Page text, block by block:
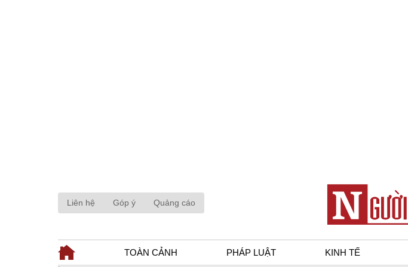
Liên hệ Góp ý Quảng cáo
TOÀN CẢNH PHÁP LUẬT KINH TẾ